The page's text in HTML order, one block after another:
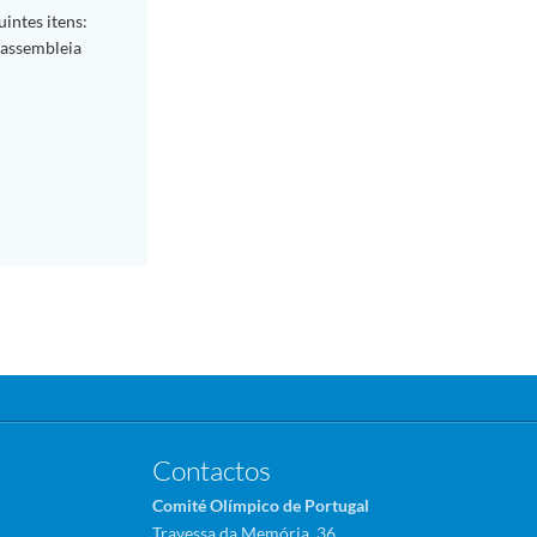
itens:
Contactos
Comité Olímpico de Portugal
Travessa da Memória, 36